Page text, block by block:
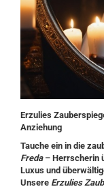
Erzulies
Anziehung
Tauche ein in die
Freda– Herrscherin
Luxus und
Unsere Erzulies